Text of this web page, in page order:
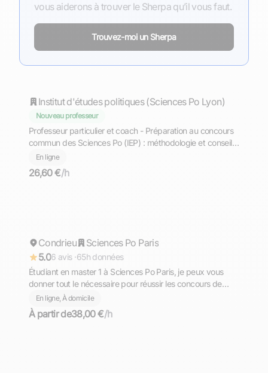
vous aiderons à trouver le Sherpa qu’il vous faut.
Trouvez-moi un Sherpa
Bastien
Institut d'études politiques (Sciences Po Lyon)
Nouveau professeur
Professeur particulier et coach - Préparation au concours
commun des Sciences Po (IEP) : méthodologie et conseils
pratiques. Cours en ligne. Etudiant à Sciences Po Lyon.
En ligne
26,60 €/h
Répond rapidement
Condrieu
Sciences Po Paris
5.06 avis ·65h données
Étudiant en master 1 à Sciences Po Paris, je peux vous
donner tout le nécessaire pour réussir les concours de
Sciences Po, des concours communs et de Bordeaux et
Grenoble. EN LIGNE
En ligne, À domicile
À partir de38,00 €/h